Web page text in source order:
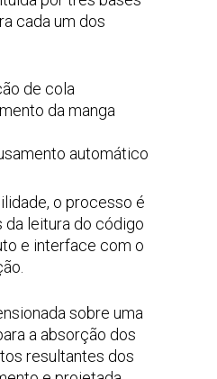
cada um dos
de cola
da manga
automático
o processo é
leitura do código
e interface com o
sobre uma
a absorção dos
resultantes dos